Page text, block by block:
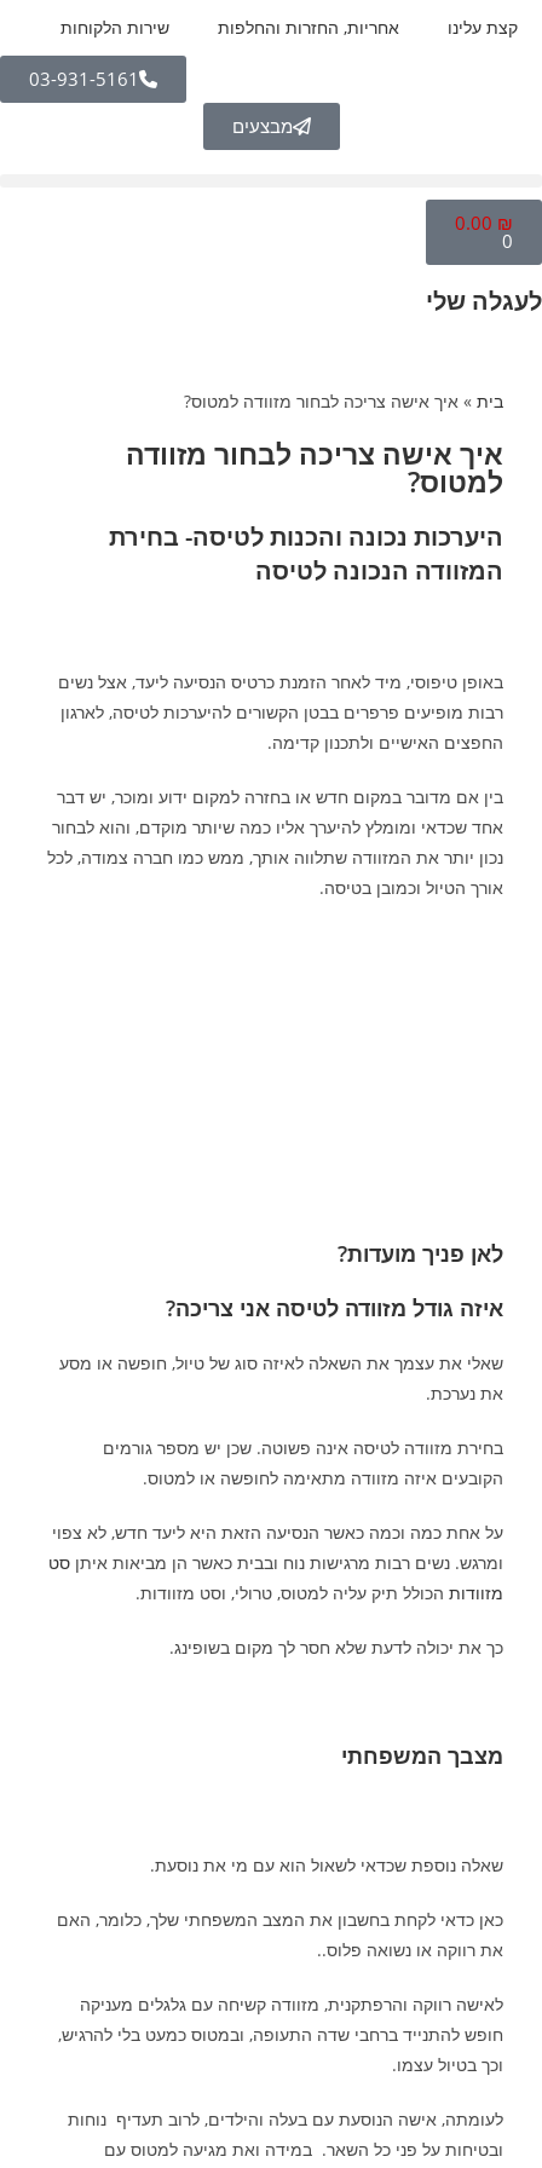
קצת עלינו אחריות, החזרות והחלפות שירות הלקוחות
03-931-5161
מבצעים
0.00 ₪
0
לעגלה שלי
בית »איך אישה צריכה לבחור מזוודה למטוס?
איך אישה צריכה לבחור מזוודה
למטוס?
היערכות נכונה והכנות לטיסה- בחירת
המזוודה הנכונה לטיסה
באופן טיפוסי, מיד לאחר הזמנת כרטיס הנסיעה ליעד, אצל נשים
רבות מופיעים פרפרים בבטן הקשורים להיערכות לטיסה, לארגון
החפצים האישיים ולתכנון קדימה.
בין אם מדובר במקום חדש או בחזרה למקום ידוע ומוכר, יש דבר
אחד שכדאי ומומלץ להיערך אליו כמה שיותר מוקדם, והוא לבחור
נכון יותר את המזוודה שתלווה אותך, ממש כמו חברה צמודה, לכל
אורך הטיול וכמובן בטיסה.
לאן פניך מועדות?
איזה גודל מזוודה לטיסה אני צריכה?
שאלי את עצמך את השאלה לאיזה סוג של טיול, חופשה או מסע
את נערכת.
בחירת מזוודה לטיסה אינה פשוטה. שכן יש מספר גורמים
הקובעים איזה מזוודה מתאימה לחופשה או למטוס.
על אחת כמה וכמה כאשר הנסיעה הזאת היא ליעד חדש, לא צפוי
ומרגש. נשים רבות מרגישות נוח ובבית כאשר הן מביאות איתןסט
מזוודות הכולל תיק עליה למטוס, טרולי, וסט מזוודות.
כך את יכולה לדעת שלא חסר לך מקום בשופינג.
מצבך המשפחתי
שאלה נוספת שכדאי לשאול הוא עם מי את נוסעת.
כאן כדאי לקחת בחשבון את המצב המשפחתי שלך, כלומר, האם
את רווקה או נשואה פלוס..
לאישה רווקה והרפתקנית, מזוודה קשיחה עם גלגלים מעניקה
חופש להתנייד ברחבי שדה התעופה, ובמטוס כמעט בלי להרגיש,
וכך בטיול עצמו.
לעומתה, אישה הנוסעת עם בעלה והילדים, לרוב תעדיף נוחות
ובטיחות על פני כל השאר. במידה ואת מגיעה למטוס עם